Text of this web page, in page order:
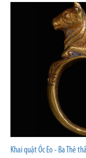
Khai quật Óc Eo - Ba Thê